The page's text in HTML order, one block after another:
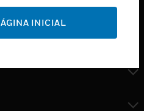
INICIAL